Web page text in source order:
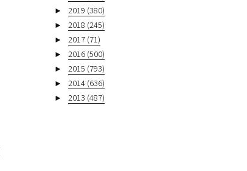
►
2019 (380)
►
2018 (245)
►
2017 (71)
►
2016 (500)
►
2015 (793)
►
2014 (636)
►
2013 (487)